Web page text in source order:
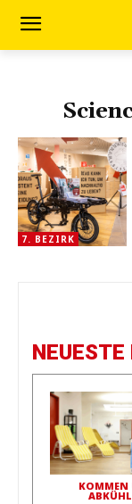
7. BEZIRK
KOMMEN